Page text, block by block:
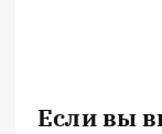
Если вы